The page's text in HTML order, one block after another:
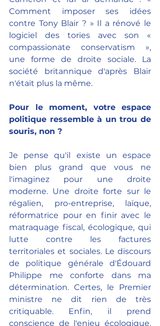
Comment imposer ses idées
contre Tony Blair ? » Il a rénové le
logiciel des tories avec son «
compassionate conservatism »,
une forme de droite sociale. La
société britannique d'après Blair
n'était plus la même.
Pour le moment, votre espace
politique ressemble à un trou de
souris, non ?
Je pense qu'il existe un espace
bien plus grand que vous ne
l'imaginez pour une droite
moderne. Une droite forte sur le
régalien, pro-entreprise, laïque,
réformatrice pour en finir avec le
matraquage fiscal, écologique, qui
lutte contre les factures
territoriales et sociales. Le discours
de politique générale d'Édouard
Philippe me conforte dans ma
détermination. Certes, le Premier
ministre ne dit rien de très
critiquable. Enfin, il prend
conscience de l'enjeu écologique.